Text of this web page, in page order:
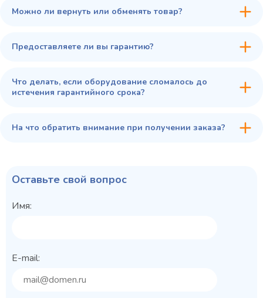
Можно ли вернуть или обменять товар?
Предоставляете ли вы гарантию?
Что делать, если оборудование сломалось до
истечения гарантийного срока?
На что обратить внимание при получении заказа?
Оставьте свой вопрос
Имя:
E-mail: